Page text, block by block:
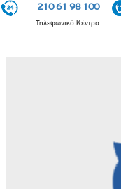
210 61 98 100
Τηλεφωνικό Κέντρο